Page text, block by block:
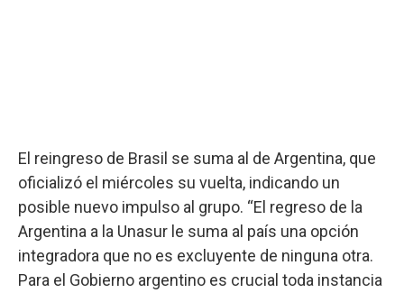
El reingreso de Brasil se suma al de Argentina, que
oficializó el miércoles su vuelta, indicando un
posible nuevo impulso al grupo. “El regreso de la
Argentina a la Unasur le suma al país una opción
integradora que no es excluyente de ninguna otra.
Para el Gobierno argentino es crucial toda instancia